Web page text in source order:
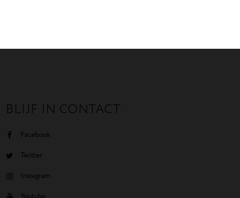
BLIJF IN CONTACT
Facebook
Twitter
Instagram